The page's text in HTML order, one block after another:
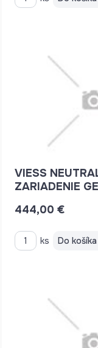
VIESS
ZARIADENIE
444,00 €
ks Do košíka